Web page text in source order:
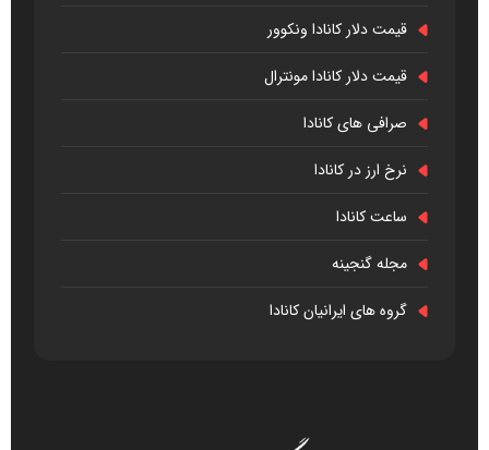
قیمت دلار کانادا ونکوور
قیمت دلار کانادا مونترال
صرافی های کانادا
نرخ ارز در کانادا
ساعت کانادا
مجله گنجینه
گروه های ایرانیان کانادا